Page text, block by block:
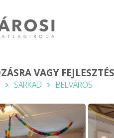
VAGY
SARKAD BELVÁROS